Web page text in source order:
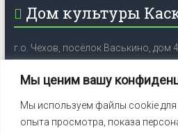
Мы ценим вашу
Мы используем файлы cookie для
опыта просмотра, показа
Дом культуры
г.о. Чехов, посёлок Васькино, дом 4
Email: cheh_dkkaskad@mosreg.ru